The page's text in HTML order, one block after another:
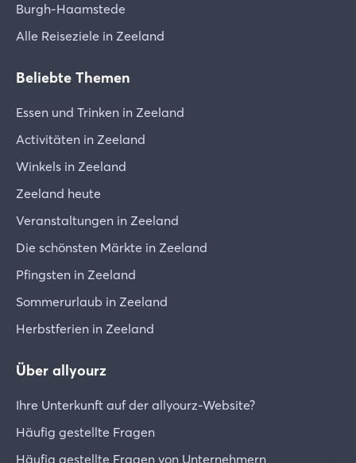
Burgh-Haamstede
Alle Reiseziele in Zeeland
Beliebte Themen
Essen und Trinken in Zeeland
Activitäten in Zeeland
Winkels in Zeeland
Zeeland heute
Veranstaltungen in Zeeland
Die schönsten Märkte in Zeeland
Pfingsten in Zeeland
Sommerurlaub in Zeeland
Herbstferien in Zeeland
Über allyourz
Ihre Unterkunft auf der allyourz-Website?
Häufig gestellte Fragen
Häufig gestellte Fragen von Unternehmern